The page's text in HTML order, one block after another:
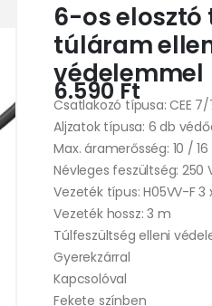
6-os elosztó
túláram
védelemmel
6.590Ft
Csatlakozó típusa: CEE
Aljzatok típusa: 6 db
Max. áramerősség: 10 / 16
Névleges feszültség: 250
Vezeték típus: H05VV-F 3
Vezeték hossz: 3 m
Túlfeszültség elleni
Gyerekzárral
Kapcsolóval
Fekete színben